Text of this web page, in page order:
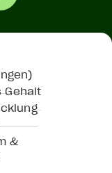
Gehalt
&